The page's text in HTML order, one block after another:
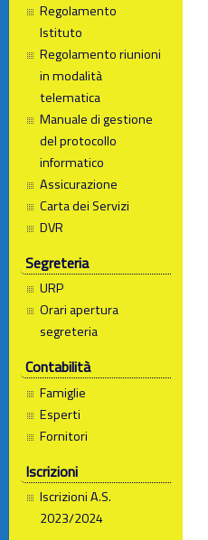
Regolamento
Istituto
Regolamento riunioni
in modalità
telematica
Manuale di gestione
del protocollo
informatico
Assicurazione
Carta dei Servizi
DVR
Segreteria
URP
Orari apertura
segreteria
Contabilità
Famiglie
Esperti
Fornitori
Iscrizioni
Iscrizioni A.S.
2023/2024